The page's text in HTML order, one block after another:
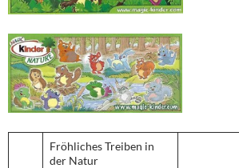
Fröhliches Treiben in
der Natur